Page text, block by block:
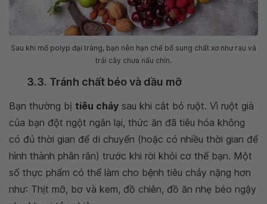
Sau khi mổ polyp đại tràng, bạn nên hạn chế bổ sung chất xơ như rau và
trái cây chưa nấu chín.
3.3. Tránh chất béo và dầu mỡ
Bạn thường bị tiêu chảy sau khi cắt bỏ ruột. Vì ruột già
của bạn đột ngột ngắn lại, thức ăn đã tiêu hóa không
có đủ thời gian để di chuyển (hoặc có nhiều thời gian để
hình thành phân rắn) trước khi rời khỏi cơ thể bạn. Một
số thực phẩm có thể làm cho bệnh tiêu chảy nặng hơn
như: Thịt mỡ, bơ và kem, đồ chiên, đồ ăn nhẹ béo ngậy